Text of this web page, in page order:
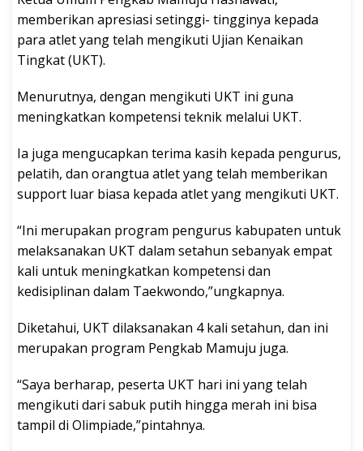
memberikan apresiasi setinggi- tingginya kepada
para atlet yang telah mengikuti Ujian Kenaikan
Tingkat (UKT).
Menurutnya, dengan mengikuti UKT ini guna
meningkatkan kompetensi teknik melalui UKT.
Ia juga mengucapkan terima kasih kepada pengurus,
pelatih, dan orangtua atlet yang telah memberikan
support luar biasa kepada atlet yang mengikuti UKT.
“Ini merupakan program pengurus kabupaten untuk
melaksanakan UKT dalam setahun sebanyak empat
kali untuk meningkatkan kompetensi dan
kedisiplinan dalam Taekwondo,”ungkapnya.
Diketahui, UKT dilaksanakan 4 kali setahun, dan ini
merupakan program Pengkab Mamuju juga.
“Saya berharap, peserta UKT hari ini yang telah
mengikuti dari sabuk putih hingga merah ini bisa
tampil di Olimpiade,”pintahnya.